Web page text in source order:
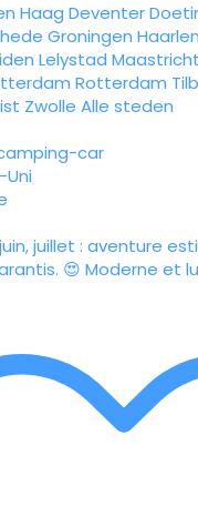
Haag Deventer
Groningen
Lelystad Maastricht
Rotterdam
Zwolle Alle steden
car
juillet : aventure
😍 Moderne et